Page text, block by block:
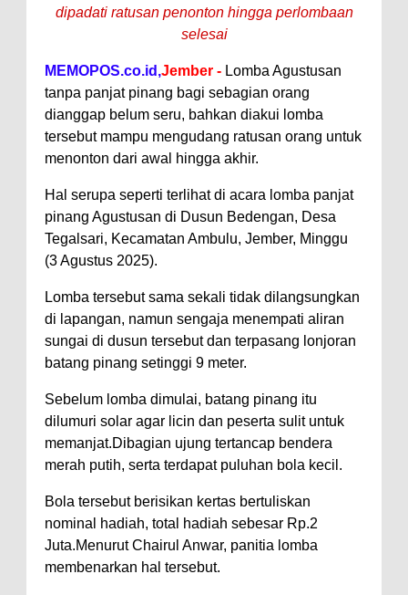
dipadati ratusan penonton hingga perlombaan
selesai
MEMOPOS.co.id,Jember - Lomba Agustusan
tanpa panjat pinang bagi sebagian orang
dianggap belum seru, bahkan diakui lomba
tersebut mampu mengudang ratusan orang untuk
menonton dari awal hingga akhir.
Hal serupa seperti terlihat di acara lomba panjat
pinang Agustusan di Dusun Bedengan, Desa
Tegalsari, Kecamatan Ambulu, Jember, Minggu
(3 Agustus 2025).
Lomba tersebut sama sekali tidak dilangsungkan
di lapangan, namun sengaja menempati aliran
sungai di dusun tersebut dan terpasang lonjoran
batang pinang setinggi 9 meter.
Sebelum lomba dimulai, batang pinang itu
dilumuri solar agar licin dan peserta sulit untuk
memanjat.Dibagian ujung tertancap bendera
merah putih, serta terdapat puluhan bola kecil.
Bola tersebut berisikan kertas bertuliskan
nominal hadiah, total hadiah sebesar Rp.2
Juta.Menurut Chairul Anwar, panitia lomba
membenarkan hal tersebut.